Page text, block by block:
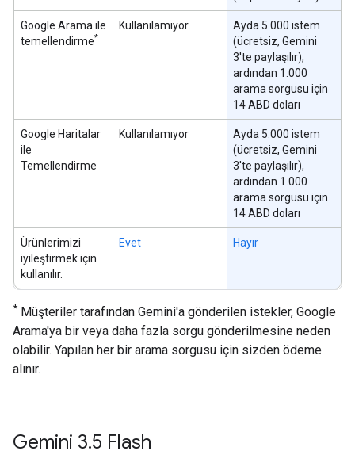
Google Arama ile
temellendirme*
Kullanılamıyor
Ayda 5.000 istem
(ücretsiz, Gemini
3'te paylaşılır),
ardından 1.000
arama sorgusu için
14 ABD doları
Google Haritalar
ile
Temellendirme
Kullanılamıyor
Ayda 5.000 istem
(ücretsiz, Gemini
3'te paylaşılır),
ardından 1.000
arama sorgusu için
14 ABD doları
Ürünlerimizi
iyileştirmek için
kullanılır.
Evet Hayır
* Müşteriler tarafından Gemini'a gönderilen istekler, Google
Arama'ya bir veya daha fazla sorgu gönderilmesine neden
olabilir. Yapılan her bir arama sorgusu için sizden ödeme
alınır.
Gemini 3.5 Flash